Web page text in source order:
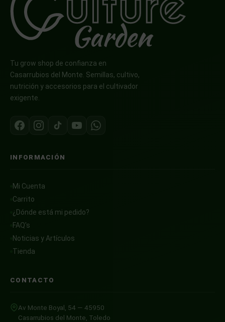
Tu grow shop de confianza en
Casarrubios del Monte. Semillas, cultivo,
nutrición y accesorios para el cultivador
exigente.
INFORMACIÓN
Mi Cuenta
Carrito
¿Dónde está mi pedido?
FAQ's
Noticias y Artículos
Tienda
CONTACTO
Av Monte Boyal, 54 — 45950
Casarrubios del Monte, Toledo